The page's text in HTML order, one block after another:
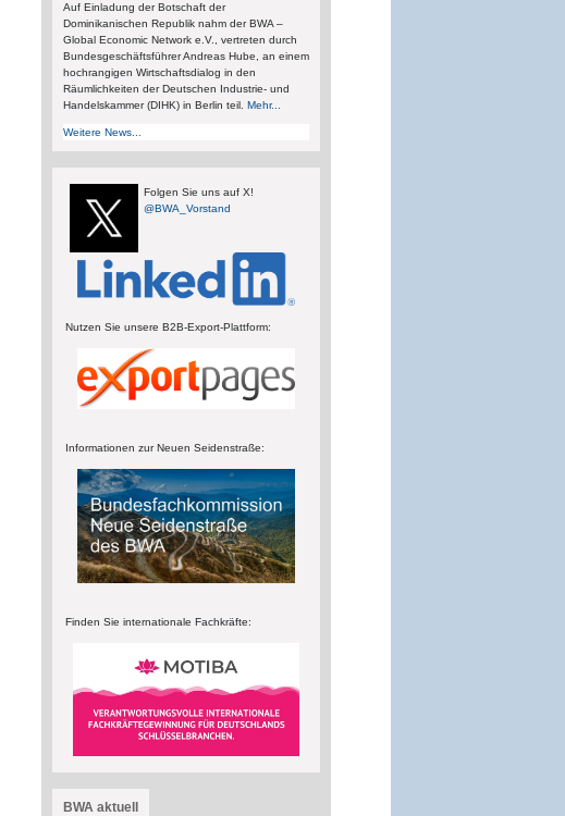
Auf Einladung der Botschaft der
Dominikanischen Republik nahm der BWA –
Global Economic Network e.V., vertreten durch
Bundesgeschäftsführer Andreas Hube, an einem
hochrangigen Wirtschaftsdialog in den
Räumlichkeiten der Deutschen Industrie- und
Handelskammer (DIHK) in Berlin teil.Mehr...
Weitere News...
Folgen Sie uns auf X!
@BWA_Vorstand
Nutzen Sie unsere B2B-Export-Plattform:
Informationen zur Neuen Seidenstraße:
Finden Sie internationale Fachkräfte:
BWA aktuell